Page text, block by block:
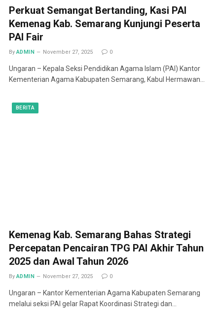
Perkuat Semangat Bertanding, Kasi PAI
Kemenag Kab. Semarang Kunjungi Peserta
PAI Fair
By ADMIN November 27, 2025 0
Ungaran – Kepala Seksi Pendidikan Agama Islam (PAI) Kantor
Kementerian Agama Kabupaten Semarang, Kabul Hermawan…
BERITA
Kemenag Kab. Semarang Bahas Strategi
Percepatan Pencairan TPG PAI Akhir Tahun
2025 dan Awal Tahun 2026
By ADMIN November 27, 2025 0
Ungaran – Kantor Kementerian Agama Kabupaten Semarang
melalui seksi PAI gelar Rapat Koordinasi Strategi dan…